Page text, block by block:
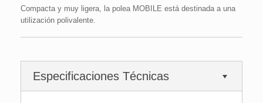
Compacta y muy ligera, la polea MOBILE está destinada a una
utilización polivalente.
Especificaciones Técnicas